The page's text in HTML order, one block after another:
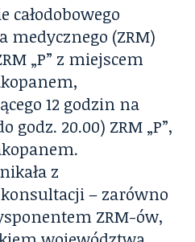
całodobowego
medycznego (ZRM)
„P” z miejscem
12 godzin na
godz. 20.00) ZRM „P”,
z
– zarówno
ZRM-ów,